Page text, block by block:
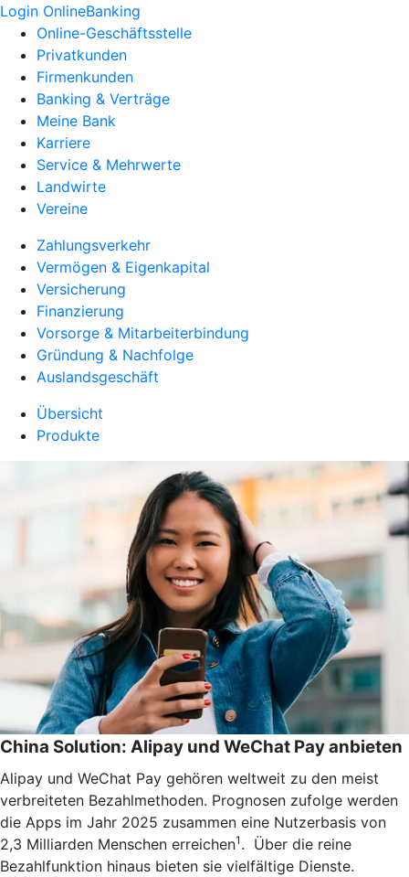
Login OnlineBanking
Online-Geschäftsstelle
Privatkunden
Firmenkunden
Banking & Verträge
Meine Bank
Karriere
Service & Mehrwerte
Landwirte
Vereine
Zahlungsverkehr
Vermögen & Eigenkapital
Versicherung
Finanzierung
Vorsorge & Mitarbeiterbindung
Gründung & Nachfolge
Auslandsgeschäft
Übersicht
Produkte
China Solution: Alipay und WeChat Pay anbieten
Alipay und WeChat Pay gehören weltweit zu den meist
verbreiteten Bezahlmethoden. Prognosen zufolge werden
die Apps im Jahr 2025 zusammen eine Nutzerbasis von
2,3 Milliarden Menschen erreichen1 . Über die reine
Bezahlfunktion hinaus bieten sie vielfältige Dienste.